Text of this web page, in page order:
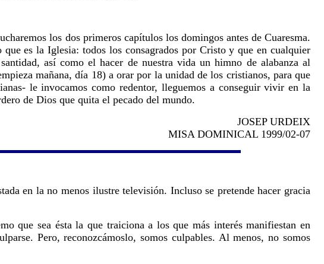
los dos primeros capítulos los domingos antes de Cuaresma.
es la Iglesia: todos los consagrados por Cristo y que en cualquier
así como el hacer de nuestra vida un himno de alabanza al
mañana, día 18) a orar por la unidad de los cristianos, para que
le invocamos como redentor, lleguemos a conseguir vivir en la
de Dios que quita el pecado del mundo.
JOSEP URDEIX
MISA DOMINICAL 1999/02-07
en la no menos ilustre televisión. Incluso se pretende hacer gracia
que sea ésta la que traiciona a los que más interés manifiestan en
Pero, reconozcámoslo, somos culpables. Al menos, no somos